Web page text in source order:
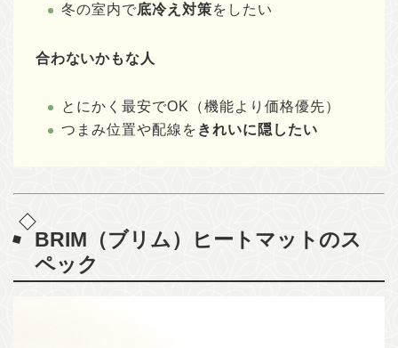
冬の室内で底冷え対策をしたい
合わないかもな人
とにかく最安でOK（機能より価格優先）
つまみ位置や配線を きれいに隠したい
BRIM（ブリム）ヒートマットのス
ペック